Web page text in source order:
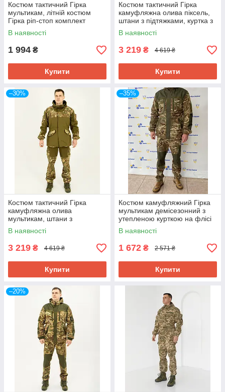
Костюм тактичний Гірка
мультикам, літній костюм
Гірка ріп-стоп комплект
куртка та штани
В наявності
1 994 ₴
Купити
Костюм тактичний Гірка
камуфляжна олива піксель,
штани з підтяжками, куртка з
капюшоном, вітрозахисний
В наявності
3 219 ₴ 4 619 ₴
Купити
–30%
Костюм тактичний Гірка
камуфляжна олива
мультикам, штани з
підтяжками
В наявності
3 219 ₴ 4 619 ₴
Купити
–35%
Костюм камуфляжний Гірка
мультикам демісезонний з
утепленою курткою на флісі
46-56р-р
В наявності
1 672 ₴ 2 571 ₴
Купити
–20%